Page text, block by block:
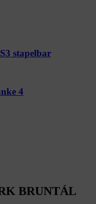
stapelbar
4
BRUNTÁL